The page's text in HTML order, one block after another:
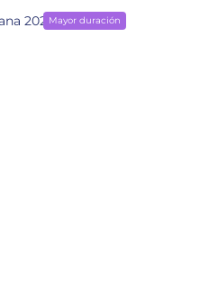
2028Mayor duración